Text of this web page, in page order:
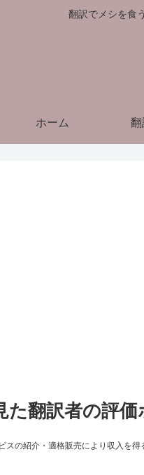
翻訳でメシを食
ホーム 翻
た翻訳者の評価
の紹介・適格販売により収入を